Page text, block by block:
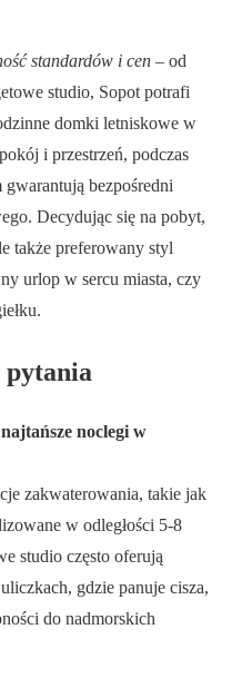
standardów i cen – od
studio, Sopot potrafi
domki letniskowe w
i przestrzeń, podczas
bezpośredni
Decydując się na pobyt,
także preferowany styl
urlop w sercu miasta, czy
pytania
noclegi w
zakwaterowania, takie jak
w odległości 5-8
studio często oferują
gdzie panuje cisza,
do nadmorskich